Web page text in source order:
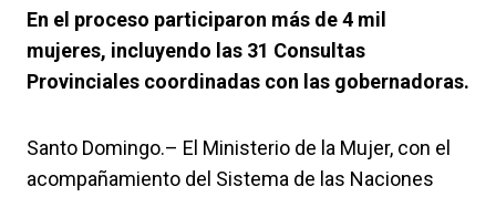
En el proceso participaron más de 4 mil
mujeres, incluyendo las 31 Consultas
Provinciales coordinadas con las gobernadoras.
Santo Domingo.– El Ministerio de la Mujer, con el
acompañamiento del Sistema de las Naciones